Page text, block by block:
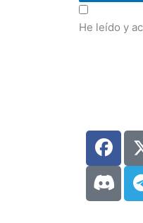
He leído y
F
a
c
e
D
i
s
c